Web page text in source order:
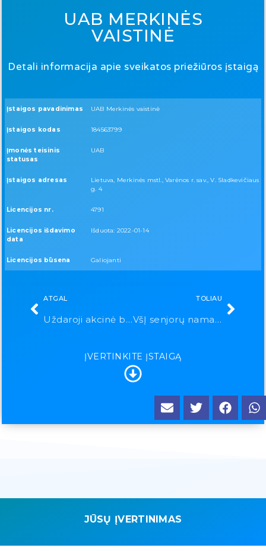
UAB MERKINĖS
VAISTINĖ
Detali informacija apie sveikatos priežiūros įstaigą
Įstaigos pavadinimas UAB Merkinės vaistinė
Įstaigos kodas 184563799
Įmonės teisinis
statusas
UAB
Įstaigos adresas
Lietuva, Merkinės mstl., Varėnos r. sav., V. Sladkevičiaus
g. 4
Licencijos nr. 4791
Licencijos išdavimo
data
Išduota: 2022-01-14
Licencijos būsena Galiojanti
ATGAL
Uždaroji akcinė bendrovė „Dantuva“
TOLIAU
VšĮ senjorų namai „Pušelė“
ĮVERTINKITE ĮSTAIGĄ
JŪSŲ ĮVERTINIMAS